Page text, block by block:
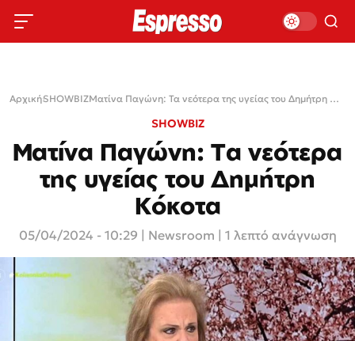
Αρχική›SHOWBIZ› Ματίνα Παγώνη: Τα νεότερα της υγείας του Δημήτρη Κόκοτα
SHOWBIZ
Ματίνα Παγώνη: Τα νεότερα
της υγείας του Δημήτρη
Κόκοτα
05/04/2024 - 10:29 Newsroom | 1 λεπτό ανάγνωση